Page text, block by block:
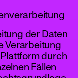
der Daten
Verarbeitung
durch
Fällen